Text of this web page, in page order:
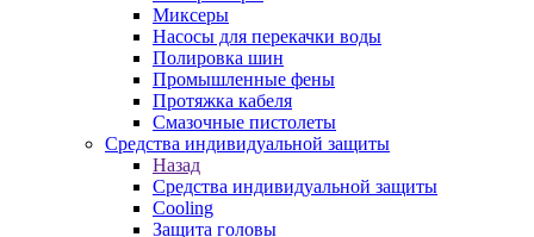
Миксеры
Насосы для перекачки воды
Полировка шин
Промышленные фены
Протяжка кабеля
Смазочные пистолеты
Средства индивидуальной защиты
Назад
Средства индивидуальной защиты
Cooling
Защита головы